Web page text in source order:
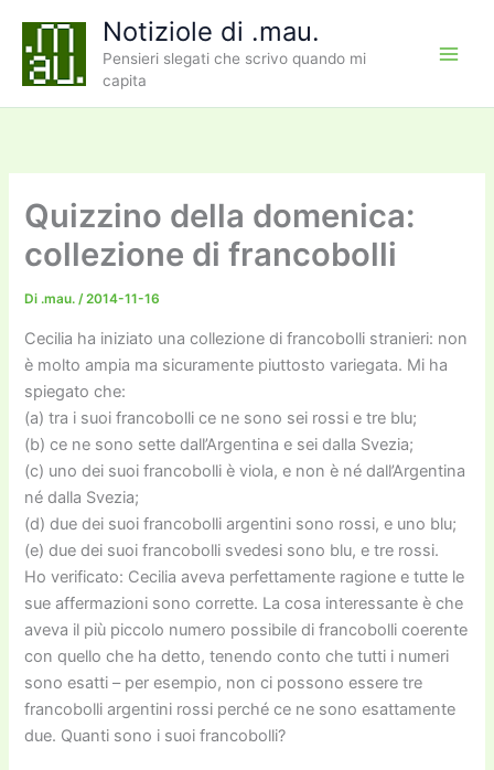
contenuto
Notiziole di .mau.
Pensieri slegati che scrivo quando mi
capita
Quizzino della domenica:
collezione di francobolli
Di .mau./2014-11-16
Cecilia ha iniziato una collezione di francobolli stranieri: non
è molto ampia ma sicuramente piuttosto variegata. Mi ha
spiegato che:
(a) tra i suoi francobolli ce ne sono sei rossi e tre blu;
(b) ce ne sono sette dall’Argentina e sei dalla Svezia;
(c) uno dei suoi francobolli è viola, e non è né dall’Argentina
né dalla Svezia;
(d) due dei suoi francobolli argentini sono rossi, e uno blu;
(e) due dei suoi francobolli svedesi sono blu, e tre rossi.
Ho verificato: Cecilia aveva perfettamente ragione e tutte le
sue affermazioni sono corrette. La cosa interessante è che
aveva il più piccolo numero possibile di francobolli coerente
con quello che ha detto, tenendo conto che tutti i numeri
sono esatti – per esempio, non ci possono essere tre
francobolli argentini rossi perché ce ne sono esattamente
due. Quanti sono i suoi francobolli?